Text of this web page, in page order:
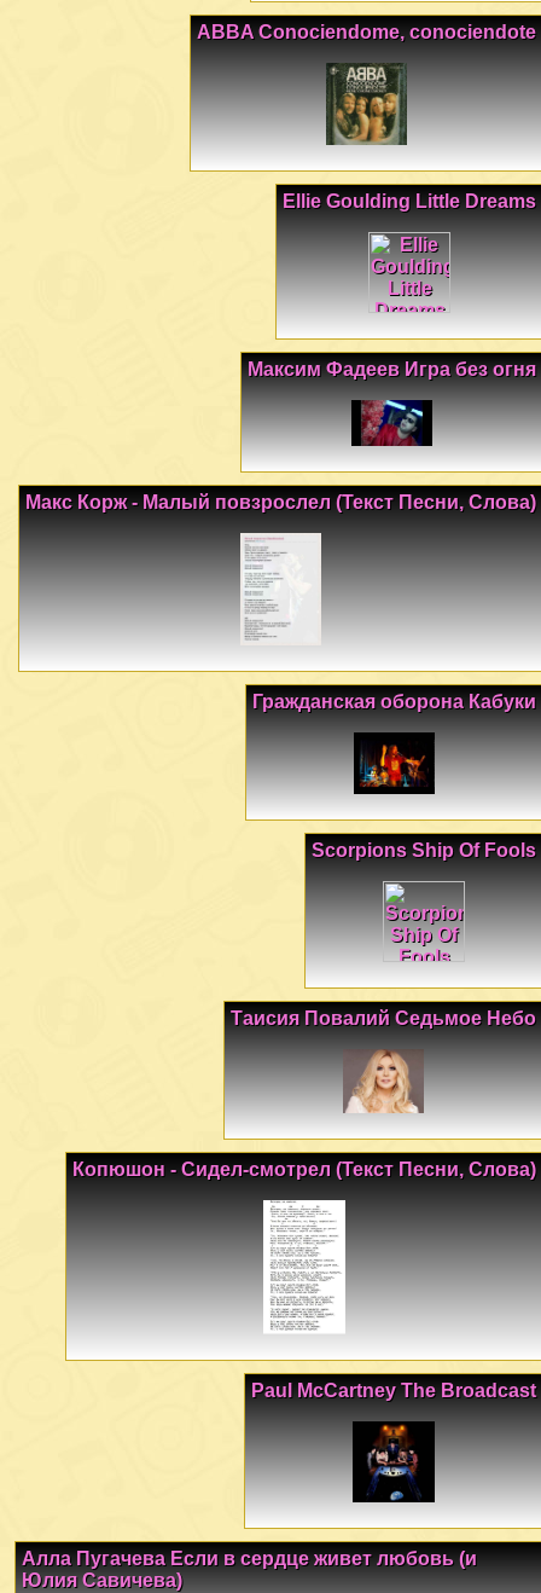
ABBA Conociendome, conociendote
Ellie Goulding Little Dreams
Максим Фадеев Игра без огня
Макс Корж - Малый повзрослел (Текст Песни, Слова)
Гражданская оборона Кабуки
Scorpions Ship Of Fools
Таисия Повалий Седьмое Небо
Копюшон - Сидел-смотрел (Текст Песни, Слова)
Paul McCartney The Broadcast
Алла Пугачева Если в сердце живет любовь (и
Юлия Савичева)